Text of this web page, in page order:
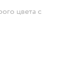
цвета с